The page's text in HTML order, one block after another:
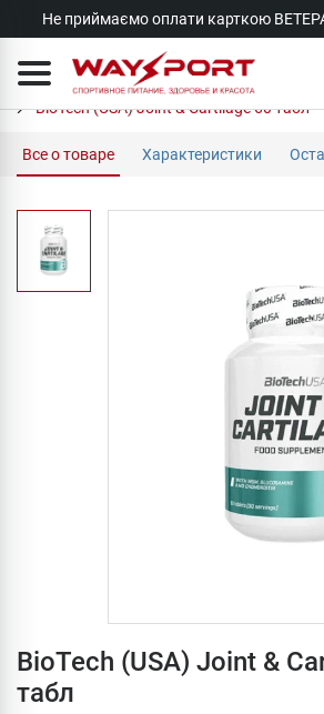
Не приймаємо оплати карткою
BioTech (USA) Joint & Cartilage 60 табл
Все о товаре Характеристики
BioTech (USA) Joint &
табл